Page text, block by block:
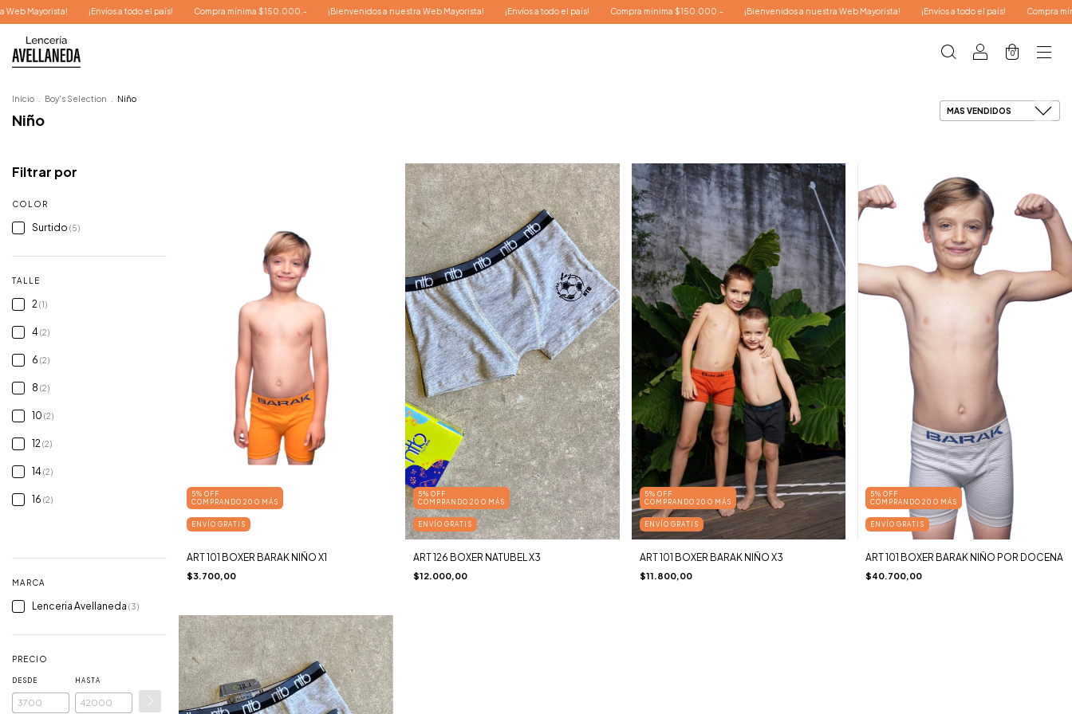
a todo el país! Compra mínima $150.000.- ¡Bienvenidos a nuestra Web Mayorista! ¡Envíos a todo el país! Compra mínima $150.000.- ¡Bienvenidos a nuestra Web Mayorista! ¡Envíos a todo el país! Compra mínima $150.000.-
0
Inicio Boy's Selection Niño
Niño
Filtrar por
COLOR
Surtido (5)
TALLE
2(1)
4 (2)
6 (2)
8 (2)
10 (2)
12(2)
14 (2)
16 (2)
MARCA
Lenceria Avellaneda (3)
PRECIO
DESDE HASTA
5% OFF
COMPRANDO 20 O MÁS
ENVÍO GRATIS
ART 101 BOXER BARAK NIÑO X1
$3.700,00
5% OFF
COMPRANDO 20 O MÁS
ENVÍO GRATIS
ART 126 BOXER NATUBEL X3
$12.000,00
5% OFF
COMPRANDO 20 O MÁS
ENVÍO GRATIS
ART 101 BOXER BARAK NIÑO X3
$11.800,00
5% OFF
COMPRANDO 20 O MÁS
ENVÍO GRATIS
ART 101 BOXER BARAK NIÑO POR DOCENA
$40.700,00